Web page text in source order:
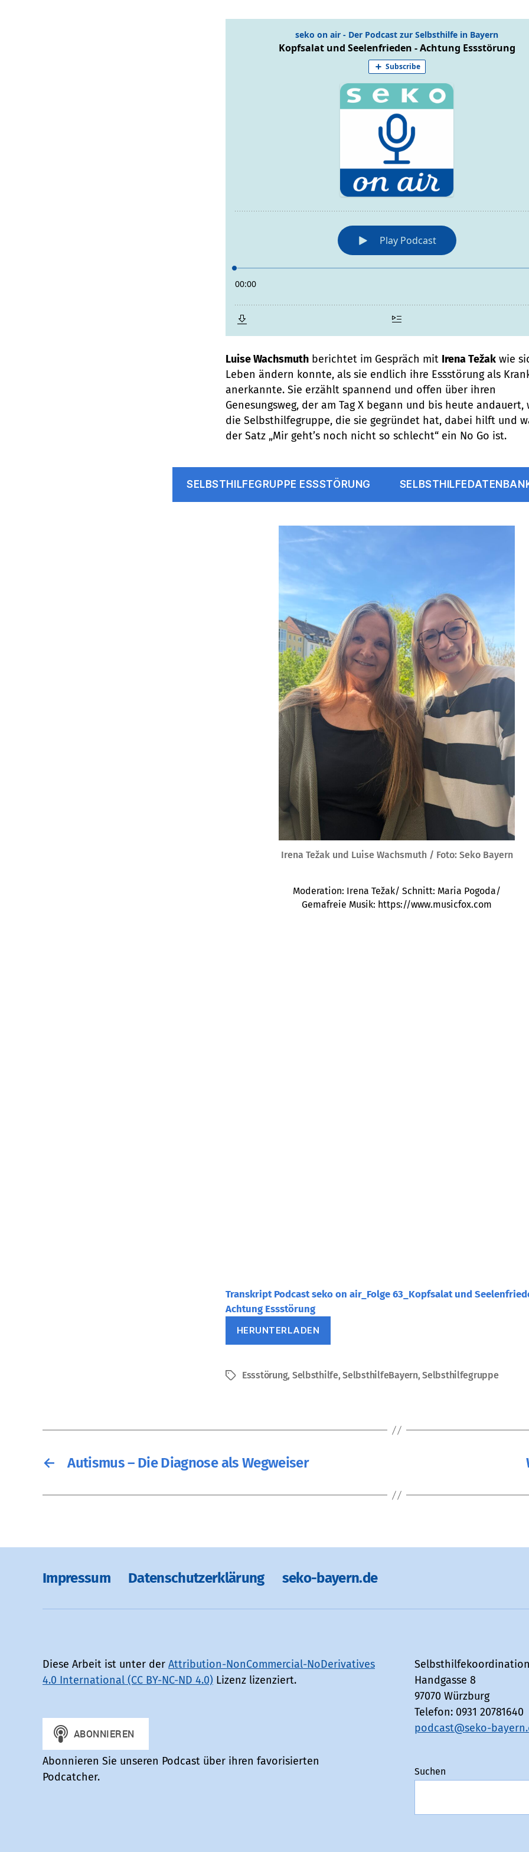
Luise Wachsmuth berichtet im Gespräch mit Irena Težak wie
Leben ändern konnte, als sie endlich ihre Essstörung als
anerkannte. Sie erzählt spannend und offen über ihren
Genesungsweg, der am Tag X begann und bis heute andauert,
die Selbsthilfegruppe, die sie gegründet hat, dabei hilft und
der Satz „Mir geht’s noch nicht so schlecht“ ein No Go ist.
SELBSTHILFEGRUPPE ESSSTÖRUNG
Irena Težak und Luise Wachsmuth / Foto: Seko Bayern
Moderation: Irena Težak/ Schnitt: Maria Pogoda/
Gemafreie Musik: https://www.musicfox.com
Transkript Podcast seko on air_Folge 63_Kopfsalat und
Achtung Essstörung
HERUNTERLADEN
Schlagwörter
Essstörung, Selbsthilfe,SelbsthilfeBayern,Selbsthilfegruppe
← Autismus – Die Diagnose als Wegweiser
Impressum Datenschutz­erklärung seko-bayern.de
Diese Arbeit ist unter der Attribution-NonCommercial-NoDerivatives
4.0 International (CC BY-NC-ND 4.0) Lizenz lizenziert.
Abonnieren Sie unseren Podcast über ihren favorisierten
Podcatcher.
Handgasse 8
97070 Würzburg
Telefon: 0931 20781640
podcast@seko-
Suchen